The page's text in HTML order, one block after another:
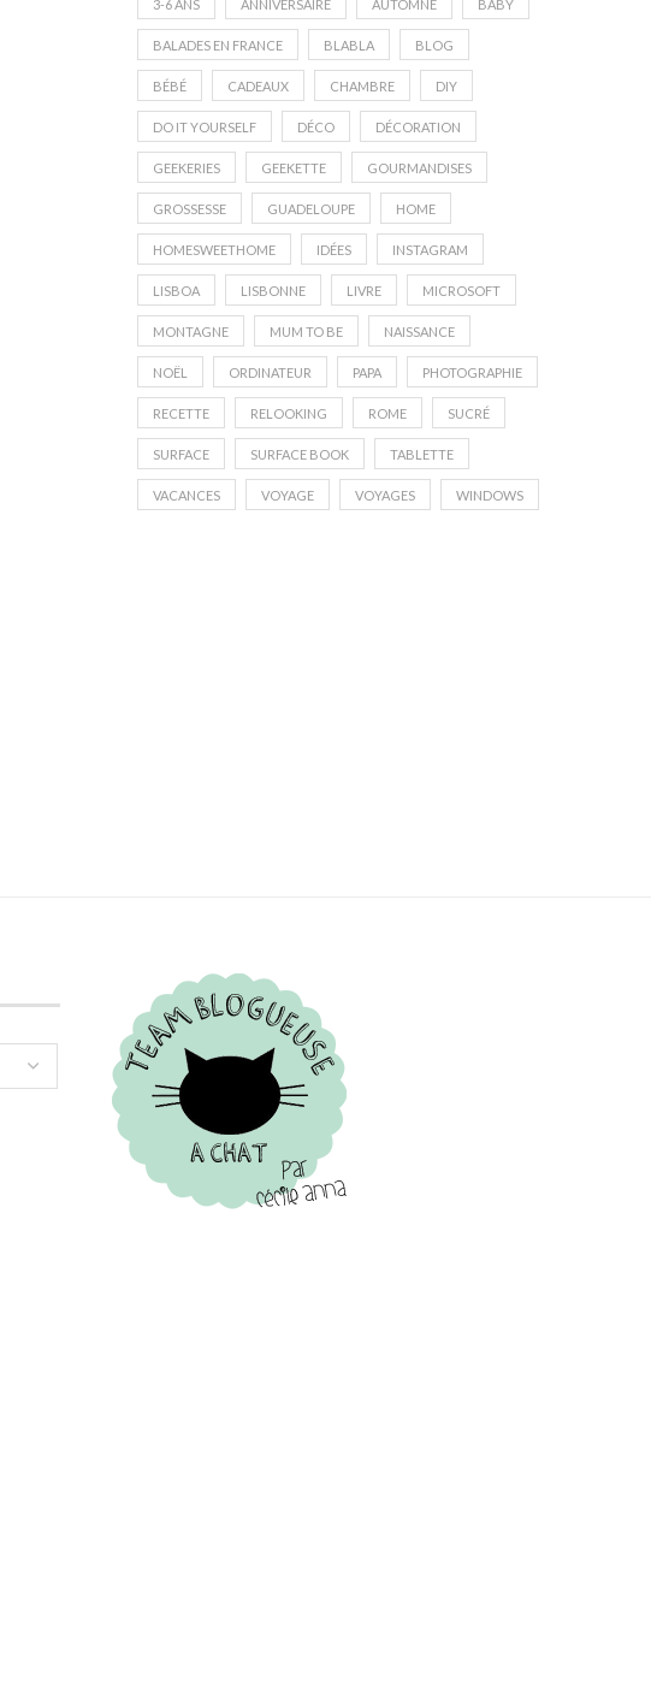
3-6 ANS ANNIVERSAIRE AUTOMNE BABY
BALADES EN FRANCE BLABLA BLOG
BÉBÉ CADEAUX CHAMBRE DIY
DO IT YOURSELF DÉCO DÉCORATION
GEEKERIES GEEKETTE GOURMANDISES
GROSSESSE GUADELOUPE HOME
HOMESWEETHOME IDÉES INSTAGRAM
LISBOA LISBONNE LIVRE MICROSOFT
MONTAGNE MUM TO BE NAISSANCE
NOËL ORDINATEUR PAPA PHOTOGRAPHIE
RECETTE RELOOKING ROME SUCRÉ
SURFACE SURFACE BOOK TABLETTE
VACANCES VOYAGE VOYAGES WINDOWS